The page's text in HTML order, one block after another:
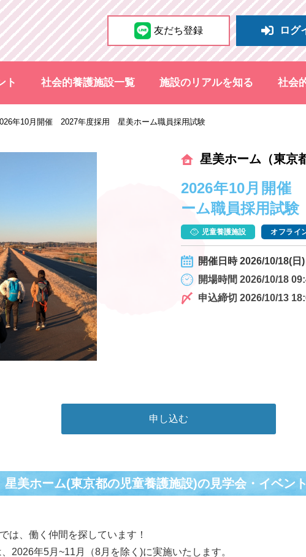
友だち登録 ログ
ト 社会的養護施設一覧 施設のリアルを知る 社会
年10月開催 2027年度採用 星美ホーム職員採用試験
星美ホーム（東京
2026年10月開
ーム職員採用試験
児童養護施設 オフライ
開催日時 2026/10/18(日
開場時間 2026/10/18
申込締切 2026/10/13
申し込む
星美ホーム(東京都の児童養護施設)の⾒学会・イベン
は、働く仲間を探しています！
2026年5月~11月（8月を除く)に実施いたします。